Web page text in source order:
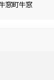
窓町牛窓